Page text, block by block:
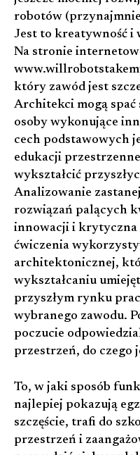
robotów
Jest to kreatywność i
Na stronie
który zawód jest
Architekci mogą
osoby wykonujące
cech podstawowych
edukacji
wykształcić
Analizowanie
rozwiązań palących
innowacji i krytyczna
ćwiczenia
architektonicznej,
wykształcaniu
przyszłym rynku
wybranego zawodu.
poczucie
przestrzeń, do czego
To, w jaki sposób
najlepiej pokazują
szczęście, trafi do
przestrzeń i